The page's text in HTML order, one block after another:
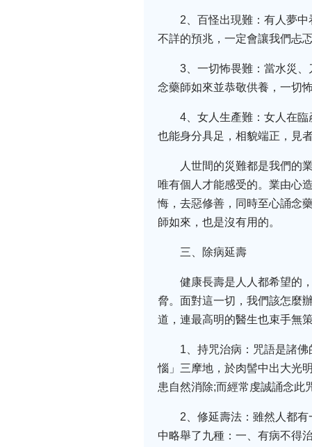
2、百怪出現難：有人夢
不詳的預兆，一定會讓我們忐
3、一切怖畏難：當水災
念藥師如來並恭敬供養，一切
4、女人生產難：女人在
也能身分具足，相貌端正，見
人世間的災難都是我們的
唯有個人才能感受的。業由心
悔，去惡修善，同時至心誦念
師如來，也是沒有用的。
三、除病延壽
健康長壽是人人都希望的
脅。面對這一切，我們該怎麼
道，連最高明的醫生也束手無
1、持咒治病：咒語是諸
惱」三摩地，於肉髻中出大光
患自然消除;而經常虔誠誦念此
2、修延壽法：雖然人都
中略舉了九種：一、有病不得